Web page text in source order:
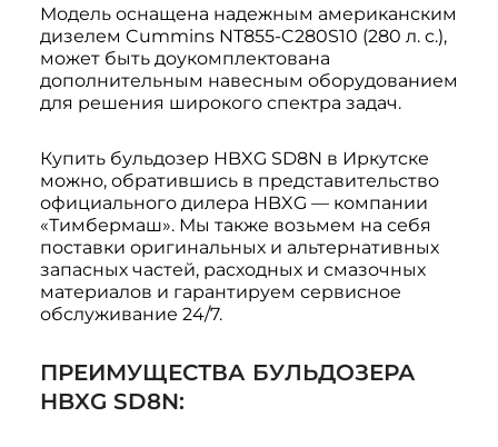
Модель оснащена надежным американским
дизелем Cummins NT855-C280S10 (280 л. с.),
может быть доукомплектована
дополнительным навесным оборудованием
для решения широкого спектра задач.
Купить бульдозер HBXG SD8N в Иркутске
можно, обратившись в представительство
официального дилера HBXG — компании
«Тимбермаш». Мы также возьмем на себя
поставки оригинальных и альтернативных
запасных частей, расходных и смазочных
материалов и гарантируем сервисное
обслуживание 24/7.
ПРЕИМУЩЕСТВА БУЛЬДОЗЕРА
HBXG SD8N: